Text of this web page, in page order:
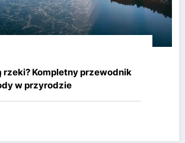
rzeki? Kompletny przewodnik
w przyrodzie